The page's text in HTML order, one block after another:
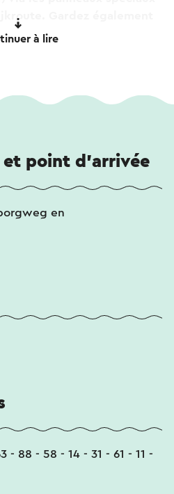
Gardez également
de retour" spéciaux et
à lire
point d'arrivée
en
- 88 - 58 - 14 - 31 - 61 - 11 -